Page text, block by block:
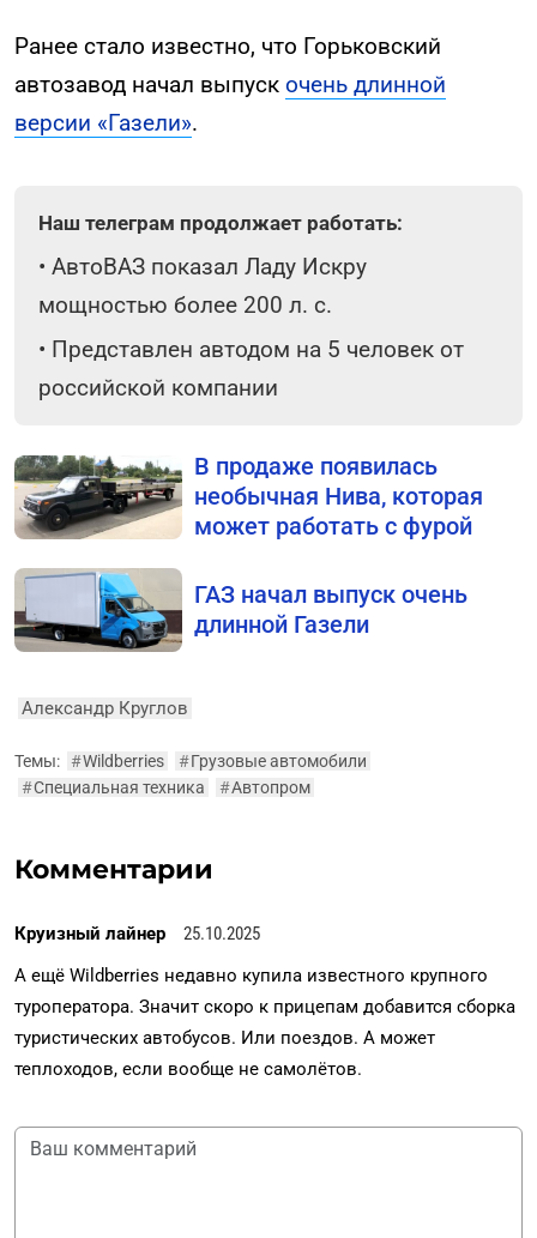
Ранее стало известно, что Горьковский
автозавод начал выпуск очень длинной
версии «Газели».
Наш телеграм продолжает работать:
• АвтоВАЗ показал Ладу Искру
мощностью более 200 л. с.
• Представлен автодом на 5 человек от
российской компании
В продаже появилась
необычная Нива, которая
может работать с фурой
ГАЗ начал выпуск очень
длинной Газели
Александр Круглов
Темы: #Wildberries #Грузовые автомобили
#Специальная техника #Автопром
Комментарии
Круизный лайнер
25.10.2025
А ещё Wildberries недавно купила известного крупного
туроператора. Значит скоро к прицепам добавится сборка
туристических автобусов. Или поездов. А может
теплоходов, если вообще не самолëтов.